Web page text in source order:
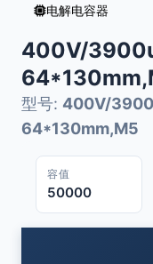
电解电容器
400V/
型号: 400V/
64*130mm,M5
容值
50000